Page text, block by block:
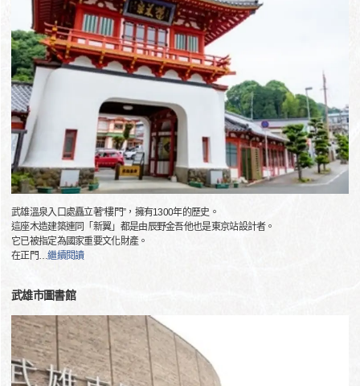
武雄溫泉入口處矗立著“樓門”，擁有1300年的歷史。
這座木造建築連同「新翼」都是由辰野金吾他也是東京站設計者。
它已被指定為國家重要文化財產。
在正門…繼續閱讀
武雄市圖書館